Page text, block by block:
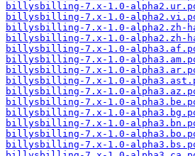
billysbilling-7.x-1.0-
billysbilling-7.x-1.0-
billysbilling-7.x-1.0-alpha2.zh-
billysbilling-7.x-1.0-alpha2.zh-
billysbilling-7.x-1.0-
billysbilling-7.x-1.0-
billysbilling-7.x-1.0-
billysbilling-7.x-1.0-
billysbilling-7.x-1.0-
billysbilling-7.x-1.0-
billysbilling-7.x-1.0-
billysbilling-7.x-1.0-
billysbilling-7.x-1.0-
billysbilling-7.x-1.0-